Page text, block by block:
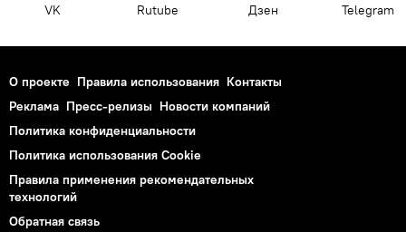
VK Rutube Дзен Telegram
О проекте Правила использования Контакты
Реклама Пресс-релизы Новости компаний
Политика конфиденциальности
Политика использования Cookie
Правила применения рекомендательных
технологий
Обратная связь